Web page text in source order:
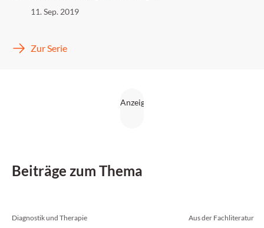
11. Sep. 2019
Zur Serie
Beiträge zum Thema
Diagnostik und Therapie Aus der Fachliteratur